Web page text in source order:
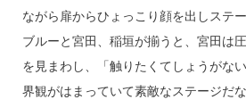
ながら扉からひょっこり顔を出しステ
ブルーと宮田、稲垣が揃うと、宮田は
を見まわし、「触りたくてしょうがな
界観がはまっていて素敵なステージだ